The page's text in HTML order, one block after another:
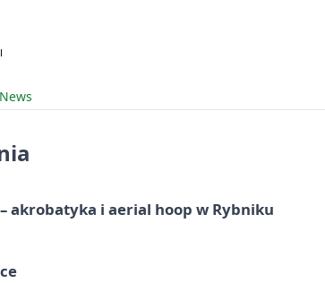
akrobatyka i aerial hoop w Rybniku